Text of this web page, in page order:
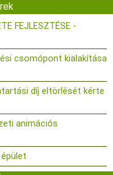
FEJLESZTÉSE -
csomópont kialakítása
díj eltörlését kérte
animációs